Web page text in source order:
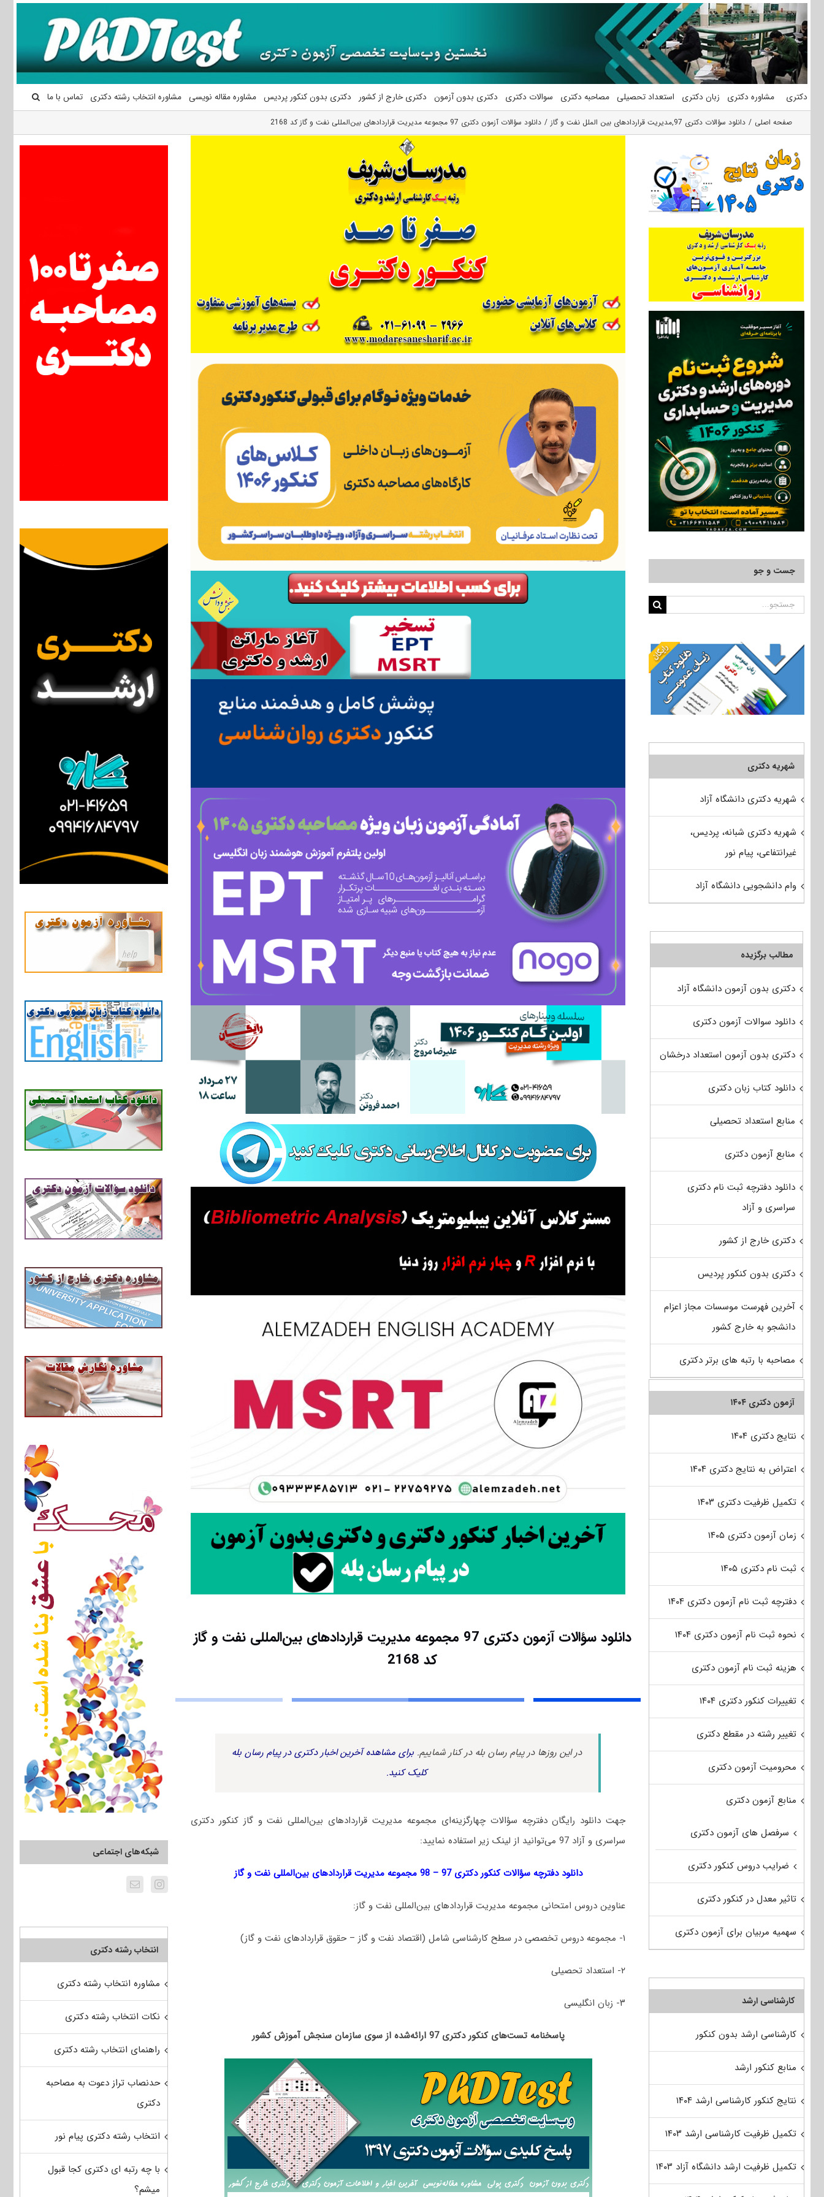
محتوا
دکتری مشاوره دکتری زبان دکتری استعداد تحصیلی مصاحبه دکتری سوالات دکتری دکتری بدون آزمون دکتری خارج از کشور دکتری بدون کنکور پردیس مشاوره مقاله نویسی مشاوره انتخاب رشته دکتری تماس با ما
صفحه اصلی دانلود سؤالات دکتری 97 ,مدیریت قراردادهای بین الملل نفت و گاز دانلود سؤالات آزمون دکتری 97 مجموعه مدیریت قراردادهای بین‌المللی نفت و گاز کد 2168
دانلود سؤالات آزمون دکتری 97 مجموعه مدیریت قراردادهای بین‌المللی نفت و گاز
کد 2168
در این روزها در پیام رسان بله در کنار شماییم. برای مشاهده آخرین اخبار دکتری در پیام رسان بله
کلیک کنید.
جهت دانلود رایگان دفترچه سؤالات چهارگزینه‌ای مجموعه مدیریت قراردادهای بین‌المللی نفت و گاز کنکور دکتری
سراسری و آزاد 97 می‌توانید از لینک زیر استفاده نمایید:
دانلود دفترچه سؤالات کنکور دکتری 97 – 98 مجموعه مدیریت قراردادهای بین‌المللی نفت و گاز
عناوین دروس امتحانی مجموعه مدیریت قراردادهای بین‌المللی نفت و گاز:
۱- مجموعه دروس تخصصی در سطح کارشناسی شامل (اقتصاد نفت و گاز – حقوق قراردادهای نفت و گاز)
۲- استعداد تحصیلی
۳- زبان انگلیسی
پاسخنامه تست‌های کنکور دکتری 97 ارائه‌شده از سوی سازمان سنجش آموزش کشور
شبکه‌های اجتماعی
انتخاب رشته دکتری
مشاوره انتخاب رشته دکتری
نکات انتخاب رشته دکتری
راهنمای انتخاب رشته دکتری
حدنصاب تراز دعوت به مصاحبه
دکتری
انتخاب رشته دکتری پیام نور
با چه رتبه ای دکتری کجا قبول
میشم؟
جست و جو
جستجو
شهریه دکتری
شهریه دکتری دانشگاه آزاد
شهریه دکتری شبانه، پردیس،
غیرانتفاعی، پیام نور
وام دانشجویی دانشگاه آزاد
مطالب برگزیده
دکتری بدون آزمون دانشگاه آزاد
دانلود سوالات آزمون دکتری
دکتری بدون آزمون استعداد درخشان
دانلود کتاب زبان دکتری
منابع استعداد تحصیلی
منابع آزمون دکتری
دانلود دفترچه ثبت نام دکتری
سراسری و آزاد
دکتری خارج از کشور
دکتری بدون کنکور پردیس
آخرین فهرست موسسات مجاز اعزام
دانشجو به خارج کشور
مصاحبه با رتبه های برتر دکتری
آزمون دکتری ۱۴۰۴
نتایج دکتری ۱۴۰۴
اعتراض به نتایج دکتری ۱۴۰۴
تکمیل ظرفیت دکتری ۱۴۰۳
زمان آزمون دکتری ۱۴۰۵
ثبت نام دکتری ۱۴۰۵
دفترچه ثبت نام آزمون دکتری ۱۴۰۴
نحوه ثبت نام آزمون دکتری ۱۴۰۴
هزینه ثبت نام آزمون دکتری
تغییرات کنکور دکتری ۱۴۰۴
تغییر رشته در مقطع دکتری
محرومیت آزمون دکتری
منابع آزمون دکتری
سرفصل های آزمون دکتری
ضرایب دروس کنکور دکتری
تاثیر معدل در کنکور دکتری
سهمیه مربیان برای آزمون دکتری
کارشناسی ارشد
کارشناسی ارشد بدون کنکور
منابع کنکور ارشد
نتایج کنکور کارشناسی ارشد ۱۴۰۴
تکمیل ظرفیت کارشناسی ارشد ۱۴۰۳
تکمیل ظرفیت ارشد دانشگاه آزاد ۱۴۰۳